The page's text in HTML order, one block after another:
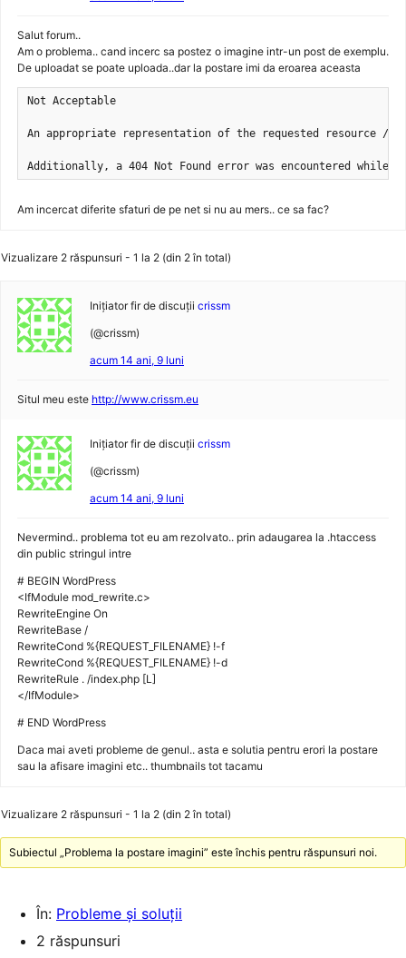
Salut forum..
Am o problema.. cand incerc sa postez o imagine intr-un post de exemplu.
De uploadat se poate uploada..dar la postare imi da eroarea aceasta
Not Acceptable
An appropriate representation of the requested resource /
Additionally, a 404 Not Found error was encountered while
Am incercat diferite sfaturi de pe net si nu au mers.. ce sa fac?
Vizualizare 2 răspunsuri - 1 la 2 (din 2 în total)
Inițiator fir de discuții crissm
(@crissm)
acum 14 ani, 9 luni
Situl meu este http://www.crissm.eu
Inițiator fir de discuții crissm
(@crissm)
acum 14 ani, 9 luni
Nevermind.. problema tot eu am rezolvato.. prin adaugarea la .htaccess
din public stringul intre
# BEGIN WordPress
<IfModule mod_rewrite.c>
RewriteEngine On
RewriteBase /
RewriteCond %{REQUEST_FILENAME} !-f
RewriteCond %{REQUEST_FILENAME} !-d
RewriteRule . /index.php [L]
</IfModule>
# END WordPress
Daca mai aveti probleme de genul.. asta e solutia pentru erori la postare
sau la afisare imagini etc.. thumbnails tot tacamu
Vizualizare 2 răspunsuri - 1 la 2 (din 2 în total)
Subiectul „Problema la postare imagini” este închis pentru răspunsuri noi.
În: Probleme și soluții
2 răspunsuri